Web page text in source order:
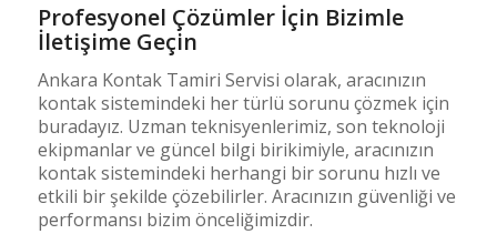
Profesyonel Çözümler İçin Bizimle
İletişime Geçin
Ankara Kontak Tamiri Servisi olarak, aracınızın
kontak sistemindeki her türlü sorunu çözmek için
buradayız. Uzman teknisyenlerimiz, son teknoloji
ekipmanlar ve güncel bilgi birikimiyle, aracınızın
kontak sistemindeki herhangi bir sorunu hızlı ve
etkili bir şekilde çözebilirler. Aracınızın güvenliği ve
performansı bizim önceliğimizdir.